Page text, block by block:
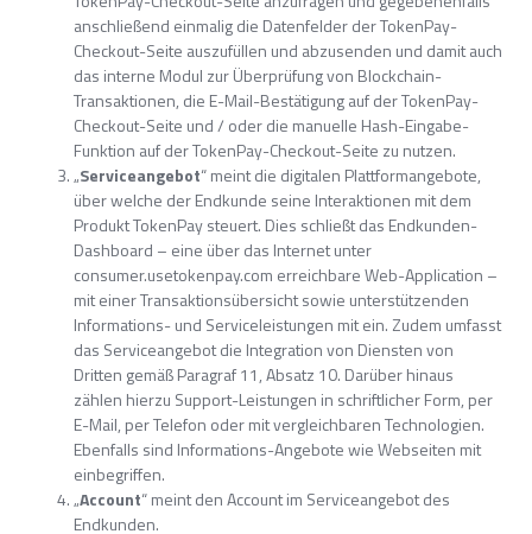
anschließend einmalig die Datenfelder der TokenPay-
Checkout-Seite auszufüllen und abzusenden und damit auch
das interne Modul zur Überprüfung von Blockchain-
Transaktionen, die E-Mail-Bestätigung auf der TokenPay-
Checkout-Seite und / oder die manuelle Hash-Eingabe-
Funktion auf der TokenPay-Checkout-Seite zu nutzen.
„Serviceangebot“ meint die digitalen Plattformangebote,
über welche der Endkunde seine Interaktionen mit dem
Produkt TokenPay steuert. Dies schließt das Endkunden-
Dashboard – eine über das Internet unter
consumer.usetokenpay.com erreichbare Web-Application –
mit einer Transaktionsübersicht sowie unterstützenden
Informations- und Serviceleistungen mit ein. Zudem umfasst
das Serviceangebot die Integration von Diensten von
Dritten gemäß Paragraf 11, Absatz 10. Darüber hinaus
zählen hierzu Support-Leistungen in schriftlicher Form, per
E-Mail, per Telefon oder mit vergleichbaren Technologien.
Ebenfalls sind Informations-Angebote wie Webseiten mit
einbegriffen.
„Account“ meint den Account im Serviceangebot des
Endkunden.